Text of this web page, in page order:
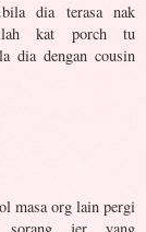
dia terasa nak
kat porch tu
dia dengan cousin
masa org lain pergi